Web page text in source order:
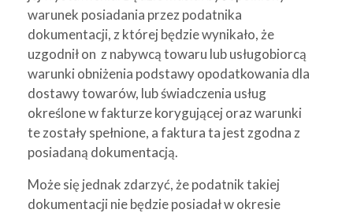
warunek posiadania przez podatnika
dokumentacji, z której będzie wynikało, że
uzgodnił on z nabywcą towaru lub usługobiorcą
warunki obniżenia podstawy opodatkowania dla
dostawy towarów, lub świadczenia usług
określone w fakturze korygującej oraz warunki
te zostały spełnione, a faktura ta jest zgodna z
posiadaną dokumentacją.
Może się jednak zdarzyć, że podatnik takiej
dokumentacji nie będzie posiadał w okresie